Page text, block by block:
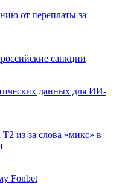
от переплаты за
санкции
данных для ИИ-
из-за слова «микс» в
Fonbet